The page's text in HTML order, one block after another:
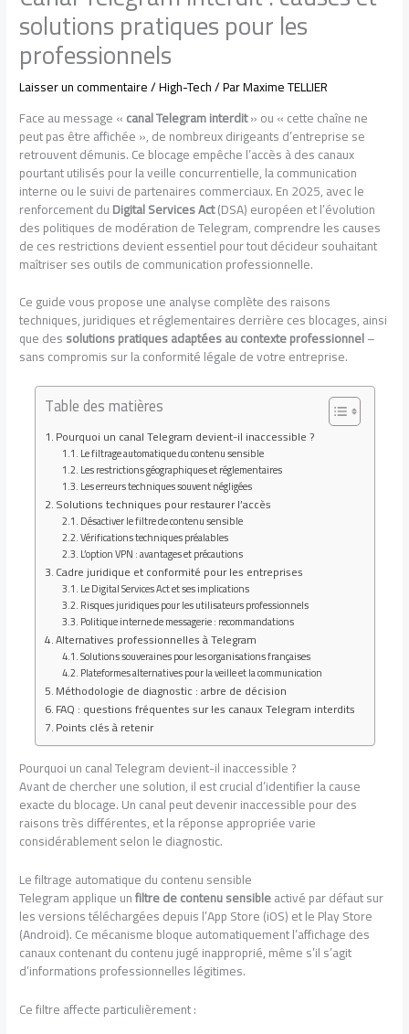
solutions pratiques pour les
professionnels
Laisser un commentaire/High-Tech/ ParMaxime TELLIER
Face au message «canal Telegram interdit» ou « cette chaîne ne
peut pas être affichée », de nombreux dirigeants d’entreprise se
retrouvent démunis. Ce blocage empêche l’accès à des canaux
pourtant utilisés pour la veille concurrentielle, la communication
interne ou le suivi de partenaires commerciaux. En 2025, avec le
renforcement duDigital Services Act(DSA) européen et l’évolution
des politiques de modération de Telegram, comprendre les causes
de ces restrictions devient essentiel pour tout décideur souhaitant
maîtriser ses outils de communication professionnelle.
Ce guide vous propose une analyse complète des raisons
techniques, juridiques et réglementaires derrière ces blocages, ainsi
que dessolutions pratiques adaptées au contexte professionnel–
sans compromis sur la conformité légale de votre entreprise.
Table des matières
Pourquoi un canal Telegram devient-il inaccessible ?
Le filtrage automatique du contenu sensible
Les restrictions géographiques et réglementaires
Les erreurs techniques souvent négligées
Solutions techniques pour restaurer l’accès
Désactiver le filtre de contenu sensible
Vérifications techniques préalables
L’option VPN : avantages et précautions
Cadre juridique et conformité pour les entreprises
Le Digital Services Act et ses implications
Risques juridiques pour les utilisateurs professionnels
Politique interne de messagerie : recommandations
Alternatives professionnelles à Telegram
Solutions souveraines pour les organisations françaises
Plateformes alternatives pour la veille et la communication
Méthodologie de diagnostic : arbre de décision
FAQ : questions fréquentes sur les canaux Telegram interdits
Points clés à retenir
Pourquoi un canal Telegram devient-il inaccessible ?
Avant de chercher une solution, il est crucial d’identifier la cause
exacte du blocage. Un canal peut devenir inaccessible pour des
raisons très différentes, et la réponse appropriée varie
considérablement selon le diagnostic.
Le filtrage automatique du contenu sensible
Telegram applique unfiltre de contenu sensibleactivé par défaut sur
les versions téléchargées depuis l’App Store (iOS) et le Play Store
(Android). Ce mécanisme bloque automatiquement l’affichage des
canaux contenant du contenu jugé inapproprié, même s’il s’agit
d’informations professionnelles légitimes.
Ce filtre affecte particulièrement :